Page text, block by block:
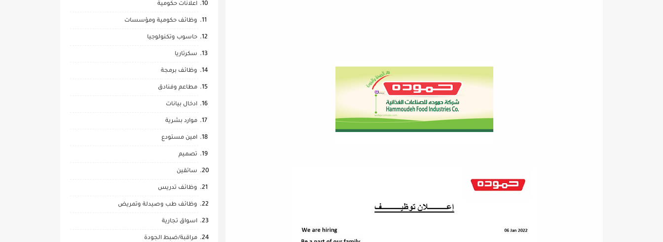
اعلانات حكومية
وظائف حكومية ومؤسسات
حاسوب وتكنولوجيا
سكرتاريا
وظائف برمجة
مطاعم وفنادق
ادخال بيانات
موارد بشرية
امين مستودع
تصميم
سائقين
وظائف تدريس
وظائف طب وصيدلة وتمريض
اسواق تجارية
مراقبة/ضبط الجودة